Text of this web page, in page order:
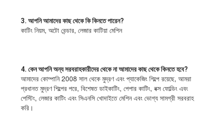
3. আপনি আমাদের কাছ থেকে কি কিনতে পারেন?
কাটিং নিয়ম, অটো বেন্ডার, লেজার কাটিয়া মেশিন
4. কেন আপনি অন্য সরবরাহকারীদের থেকে না আমাদের কাছ থেকে কিনতে হবে?
আমাদের কোম্পানি 2008 সাল থেকে মুদ্রণ এবং প্যাকেজিং শিল্পে রয়েছে, আমরা
প্রধানত মুদ্রণ শিল্পের পরে, বিশেষত ডাইকাটিং, পেপার কাটিং, বক্স ফোল্ডিং এবং
পেস্টিং, লেজার কাটিং এবং সিএনসি খোদাইতে মেশিন এবং ভোগ্য সামগ্রী সরবরাহ
করি।